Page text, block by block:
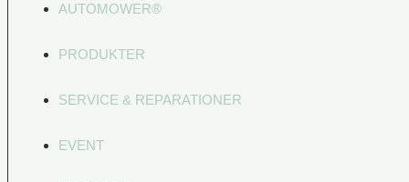
AUTOMOWER®
PRODUKTER
SERVICE & REPARATIONER
EVENT